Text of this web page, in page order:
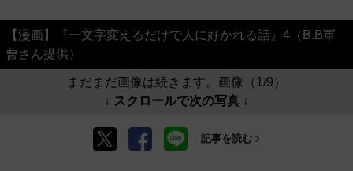
【漫画】『一文字変えるだけで人に好かれる話』4（B.B軍
曹さん提供）
まだまだ画像は続きます。画像（1/9）
↓ スクロールで次の写真 ↓
記事を読む